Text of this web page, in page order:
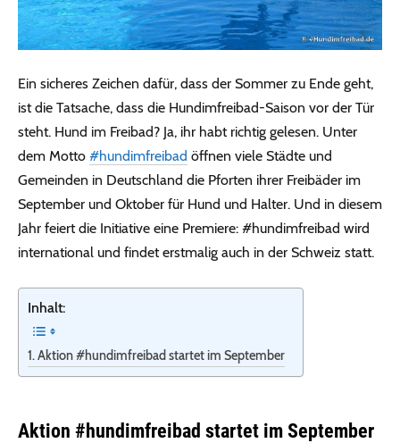
Ein sicheres Zeichen dafür, dass der Sommer zu Ende geht,
ist die Tatsache, dass die Hundimfreibad-Saison vor der Tür
steht. Hund im Freibad? Ja, ihr habt richtig gelesen. Unter
dem Motto #hundimfreibad öffnen viele Städte und
Gemeinden in Deutschland die Pforten ihrer Freibäder im
September und Oktober für Hund und Halter. Und in diesem
Jahr feiert die Initiative eine Premiere: #hundimfreibad wird
international und findet erstmalig auch in der Schweiz statt.
Inhalt:
Aktion #hundimfreibad startet im September
Aktion #hundimfreibad startet im September